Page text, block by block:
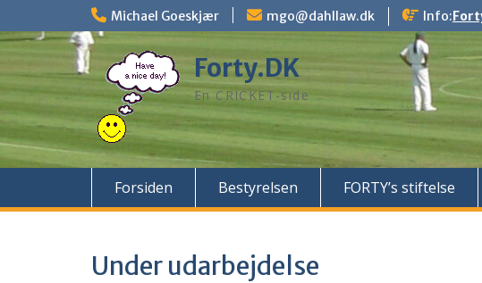
to
content
Michael Goeskjær mgo@dahllaw.dk Info:
Forty.DK
En CRICKET-side
Forsiden Bestyrelsen FORTY’s stiftelse
Under udarbejdelse